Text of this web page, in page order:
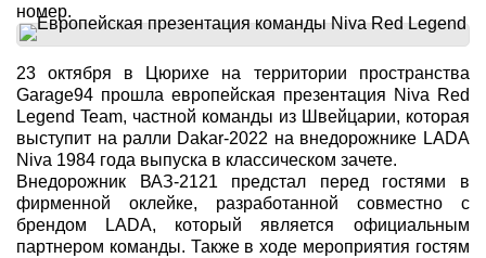
номер.
23 октября в Цюрихе на территории пространства
Garage94 прошла европейская презентация Niva Red
Legend Team, частной команды из Швейцарии, которая
выступит на ралли Dakar-2022 на внедорожнике LADA
Niva 1984 года выпуска в классическом зачете.
Внедорожник ВАЗ-2121 предстал перед гостями в
фирменной оклейке, разработанной совместно с
брендом LADA, который является официальным
партнером команды. Также в ходе мероприятия гостям